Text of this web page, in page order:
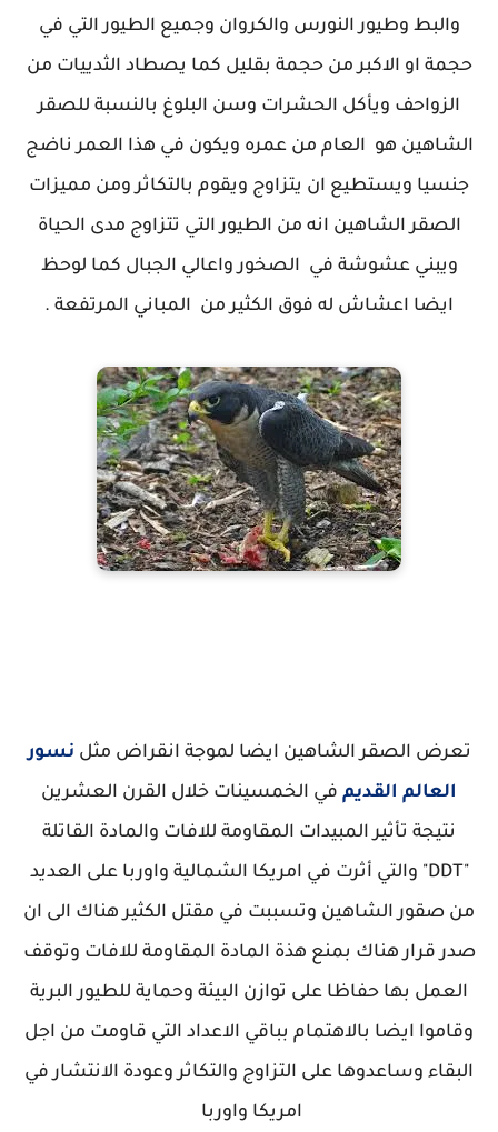
والبط وطيور النورس والكروان وجميع الطيور التي في
حجمة او الاكبر من حجمة بقليل كما يصطاد الثدييات من
الزواحف ويأكل الحشرات وسن البلوغ بالنسبة للصقر
الشاهين هو العام من عمره ويكون في هذا العمر ناضج
جنسيا ويستطيع ان يتزاوج ويقوم بالتكاثر ومن مميزات
الصقر الشاهين انه من الطيور التي تتزاوج مدى الحياة
ويبني عشوشة في الصخور واعالي الجبال كما لوحظ
ايضا اعشاش له فوق الكثير من المباني المرتفعة .
تعرض الصقر الشاهين ايضا لموجة انقراض مثل نسور
العالم القديم في الخمسينات خلال القرن العشرين
نتيجة تأثير المبيدات المقاومة للافات والمادة القاتلة
"DDT" والتي أثرت في امريكا الشمالية واوربا على العديد
من صقور الشاهين وتسببت في مقتل الكثير هناك الى ان
صدر قرار هناك بمنع هذة المادة المقاومة للافات وتوقف
العمل بها حفاظا على توازن البيئة وحماية للطيور البرية
وقاموا ايضا بالاهتمام بباقي الاعداد التي قاومت من اجل
البقاء وساعدوها على التزاوج والتكاثر وعودة الانتشار في
امريكا واوربا